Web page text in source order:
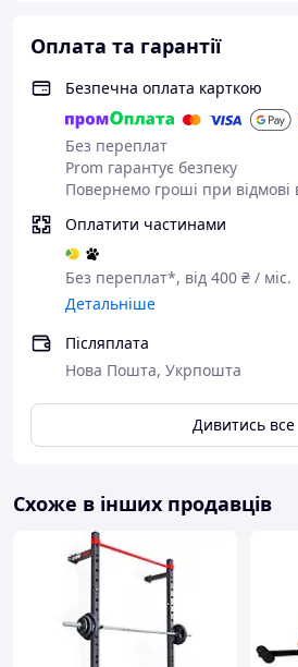
У комплекті два еспандери
різноманітних вправ
Висота від сидіння до
Кількість положень
Конструкція: сталь,
Оббивка: зносостійкий
Оплата та гарантії
Безпечна оплата карткою
Без переплат
Prom гарантує безпеку
Повернемо гроші при відмові
Оплатити частинами
Без переплат*, від 400 ₴ / міс.
Детальніше
Післяплата
Нова Пошта, Укрпошта
Дивитись все
Схоже в інших продавців